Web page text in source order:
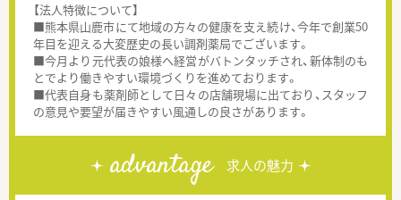
【法人特徴について】
■熊本県山鹿市にて地域の方々の健康を支え続け、今年で創業50
年目を迎える大変歴史の長い調剤薬局でございます。
■今月より元代表の娘様へ経営がバトンタッチされ、新体制のも
とでより働きやすい環境づくりを進めております。
■代表自身も薬剤師として日々の店舗現場に出ており、スタッフ
の意見や要望が届きやすい風通しの良さがあります。
advantage 求人の魅力